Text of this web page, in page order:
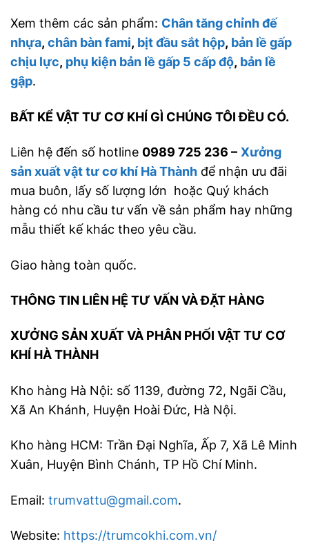
Xem thêm các sản phẩm: Chân tăng chỉnh đế
nhựa, chân bàn fami, bịt đầu sắt hộp, bản lề gấp
chịu lực, phụ kiện bản lề gấp 5 cấp độ, bản lề
gập.
BẤT KỂ VẬT TƯ CƠ KHÍ GÌ CHÚNG TÔI ĐỀU CÓ.
Liên hệ đến số hotline 0989 725 236 – Xưởng
sản xuất vật tư cơ khí Hà Thành để nhận ưu đãi
mua buôn, lấy số lượng lớn hoặc Quý khách
hàng có nhu cầu tư vấn về sản phẩm hay những
mẫu thiết kế khác theo yêu cầu.
Giao hàng toàn quốc.
THÔNG TIN LIÊN HỆ TƯ VẤN VÀ ĐẶT HÀNG
XƯỞNG SẢN XUẤT VÀ PHÂN PHỐI VẬT TƯ CƠ
KHÍ HÀ THÀNH
Kho hàng Hà Nội: số 1139, đường 72, Ngãi Cầu,
Xã An Khánh, Huyện Hoài Đức, Hà Nội.
Kho hàng HCM: Trần Đại Nghĩa, Ấp 7, Xã Lê Minh
Xuân, Huyện Bình Chánh, TP Hồ Chí Minh.
Email: trumvattu@gmail.com.
Website: https://trumcokhi.com.vn/